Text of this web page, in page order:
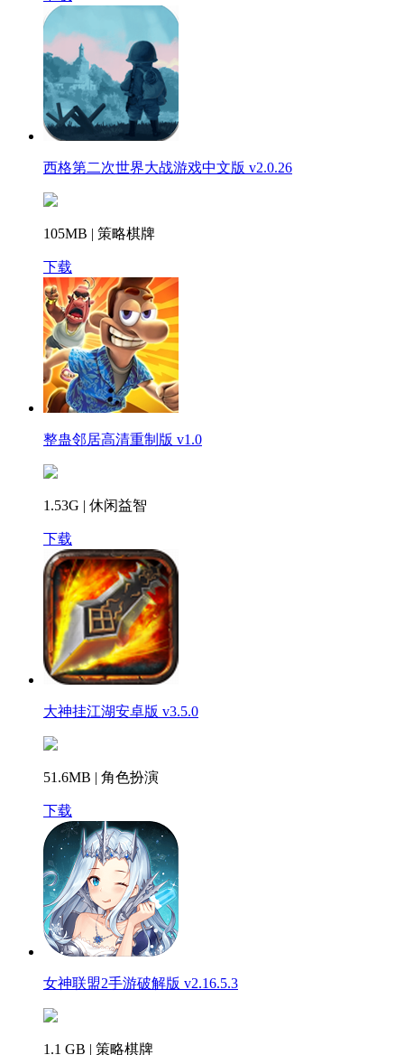
西格第二次世界大战游戏中文版 v2.0.26
105MB | 策略棋牌
下载
整蛊邻居高清重制版 v1.0
1.53G | 休闲益智
下载
大神挂江湖安卓版 v3.5.0
51.6MB | 角色扮演
下载
女神联盟2手游破解版 v2.16.5.3
1.1 GB | 策略棋牌